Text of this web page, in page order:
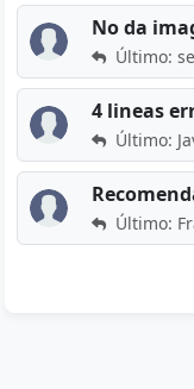
No da
Último:
4 lineas
Último:
Último: